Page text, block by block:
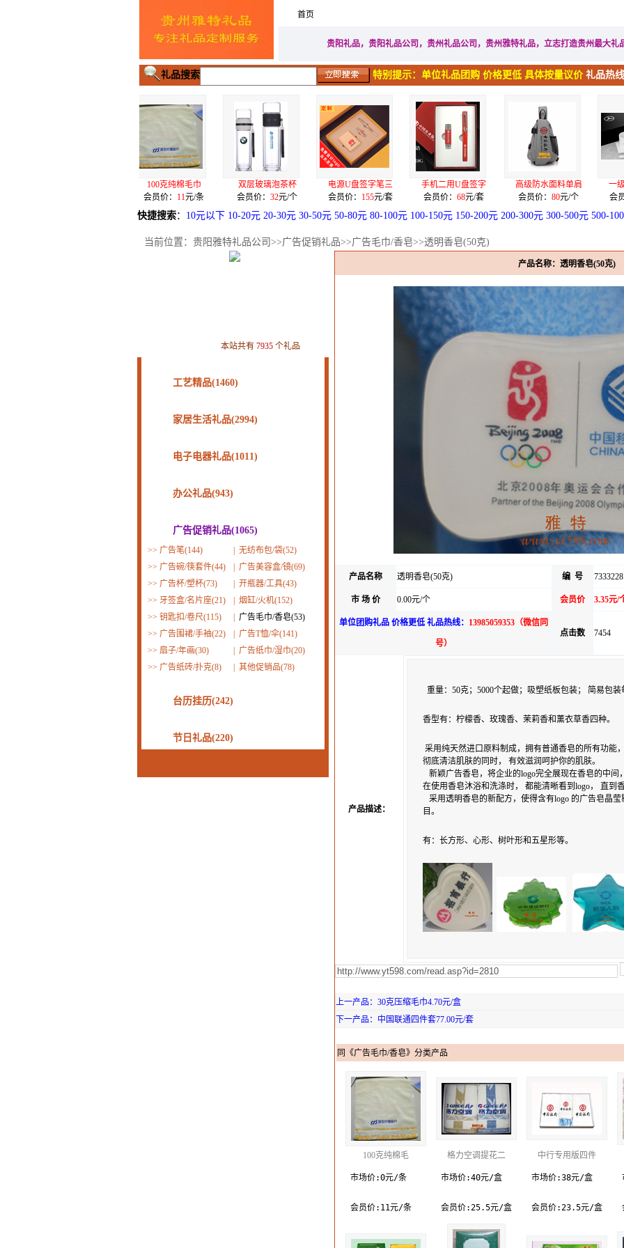
首页
贵阳礼品，贵阳礼品公司，贵州礼品公司，贵州雅特礼品，立志打造贵州最大
礼品搜索 特别提示：单位礼品团购 价格更低 具体按量议价 礼品热
双层玻璃泡茶杯
会员价：32 元/个
电源U盘签字笔三
会员价：155元/套
手机二用U盘签字
会员价： 68元/套
高级防水面料单肩
会员价：80元/个
一级骨质瓷奔驰定
会员价：128元/套
不锈
会
快捷搜索： 10元以下 10-20元 20-30元 30-50元 50-80元 80-100元 100-150元 150-200元 200-300元 300-500元 500-
当前位置： 贵阳雅特礼品公司 >>广告促销礼品>>广告毛巾/香皂>>透明香皂(50克)
产品名称：透明香皂(50克)
产品名称 透明香皂(50克) 编 号
市 场 价 0.00元/个 会员价 3.35元/
单位团购礼品 价格更低 礼品热线： 13985059353（微信同
号）
点击数 7454
产品描述：
重量：50克；5000个起做；吸塑纸板包装； 简易包装
香型有：柠檬香、玫瑰香、茉莉香和薰衣草香四种。
采用纯天然进口原料制成，拥有普通香皂的所有功能
彻底清洁肌肤的同时， 有效滋润呵护你的肌肤。
新颖广告香皂，将企业的logo完全展现在香皂的中间
在使用香皂沐浴和洗涤时， 都能清晰看到logo， 直到
采用透明香皂的新配方，使得含有logo 的广告皂晶莹
目。
有：长方形、心形、树叶形和五星形等。
上一产品：30克压缩毛巾4.70元/盒
下一产品：中国联通四件套77.00元/套
同《广告毛巾/香皂》分类产品
100克纯棉毛
市场价:0元/条
会员价:11元/条
格力空调提花二
市场价:40元/盒
会员价:25.5元/盒
中行专用版四件
市场价:38元/盒
会员价:23.5元/盒
本站共有 7935 个礼品
工艺精品(1460)
家居生活礼品(2994)
电子电器礼品(1011)
办公礼品(943)
广告促销礼品(1065)
>> 广告笔(144)
无纺布包/袋(52)
>> 广告碗/筷套件(44)
广告美容盒/镜(69)
>> 广告杯/塑杯(73)
开瓶器/工具(43)
>> 牙签盒/名片座(21)
烟缸/火机(152)
>> 钥匙扣/卷尺(115)
广告毛巾/香皂(53)
>> 广告围裙/手袖(22)
广告T恤/伞(141)
>> 扇子/年画(30)
广告纸巾/湿巾(20)
>> 广告纸砖/扑克(8) 其他促销品(78)
台历挂历(242)
节日礼品(220)